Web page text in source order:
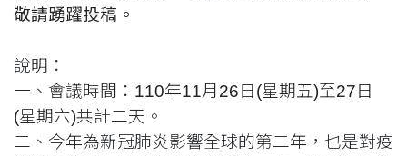
敬請踴躍投稿。
說明：
一、會議時間：110年11月26日(星期五)至27日
(星期六)共計二天。
二、今年為新冠肺炎影響全球的第二年，也是對疫